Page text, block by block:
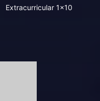
Extracurricular 1x10